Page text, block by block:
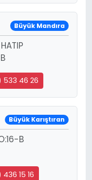
Büyük Mandıra
533 46 26
Büyük Karıştıran
B
15 16